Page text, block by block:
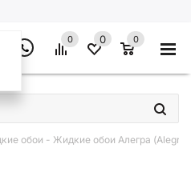
0 0 0
×
обои - Жидкие обои Алегра (Alegra)